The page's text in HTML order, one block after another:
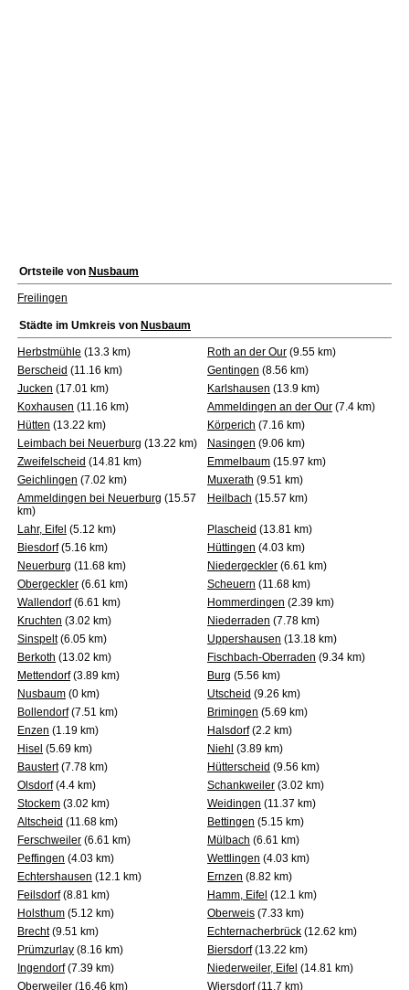
Ortsteile von Nusbaum
Freilingen
Städte im Umkreis von Nusbaum
Herbstmühle (13.3 km) Roth an der Our (9.55 km)
Berscheid (11.16 km) Gentingen (8.56 km)
Jucken (17.01 km) Karlshausen (13.9 km)
Koxhausen (11.16 km) Ammeldingen an der Our (7.4 km)
Hütten (13.22 km) Körperich (7.16 km)
Leimbach bei Neuerburg (13.22 km) Nasingen (9.06 km)
Zweifelscheid (14.81 km) Emmelbaum (15.97 km)
Geichlingen (7.02 km) Muxerath (9.51 km)
Ammeldingen bei Neuerburg (15.57
km)
Heilbach (15.57 km)
Lahr, Eifel (5.12 km) Plascheid (13.81 km)
Biesdorf(5.16 km) Hüttingen (4.03 km)
Neuerburg (11.68 km) Niedergeckler (6.61 km)
Obergeckler (6.61 km) Scheuern (11.68 km)
Wallendorf(6.61 km) Hommerdingen (2.39 km)
Kruchten (3.02 km) Niederraden (7.78 km)
Sinspelt(6.05 km) Uppershausen (13.18 km)
Berkoth (13.02 km) Fischbach-Oberraden (9.34 km)
Mettendorf(3.89 km) Burg (5.56 km)
Nusbaum (0 km) Utscheid (9.26 km)
Bollendorf(7.51 km) Brimingen (5.69 km)
Enzen (1.19 km) Halsdorf(2.2 km)
Hisel (5.69 km) Niehl (3.89 km)
Baustert(7.78 km) Hütterscheid (9.56 km)
Olsdorf(4.4 km) Schankweiler (3.02 km)
Stockem (3.02 km) Weidingen (11.37 km)
Altscheid (11.68 km) Bettingen (5.15 km)
Ferschweiler (6.61 km) Mülbach (6.61 km)
Peffingen (4.03 km) Wettlingen (4.03 km)
Echtershausen (12.1 km) Ernzen (8.82 km)
Feilsdorf(8.81 km) Hamm, Eifel (12.1 km)
Holsthum (5.12 km) Oberweis (7.33 km)
Brecht(9.51 km) Echternacherbrück (12.62 km)
Prümzurlay (8.16 km) Biersdorf(13.22 km)
Ingendorf(7.39 km) Niederweiler, Eifel (14.81 km)
Oberweiler (16.46 km) Wiersdorf(11.7 km)